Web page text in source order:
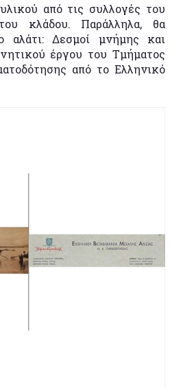
από τις συλλογές του
κλάδου. Παράλληλα, θα
αλάτι: Δεσμοί μνήμης και
έργου του Τμήματος
από το Ελληνικό